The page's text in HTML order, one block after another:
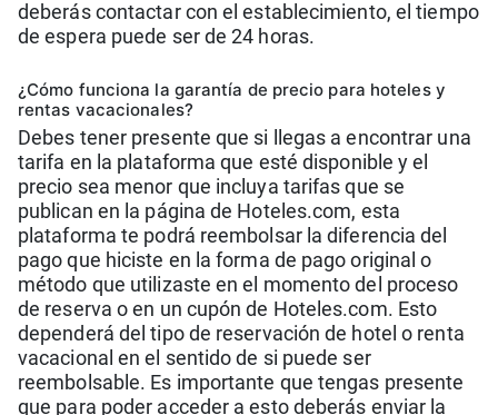
deberás contactar con el establecimiento, el tiempo
de espera puede ser de 24 horas.
¿Cómo funciona la garantía de precio para hoteles y
rentas vacacionales?
Debes tener presente que si llegas a encontrar una
tarifa en la plataforma que esté disponible y el
precio sea menor que incluya tarifas que se
publican en la página de Hoteles.com, esta
plataforma te podrá reembolsar la diferencia del
pago que hiciste en la forma de pago original o
método que utilizaste en el momento del proceso
de reserva o en un cupón de Hoteles.com. Esto
dependerá del tipo de reservación de hotel o renta
vacacional en el sentido de si puede ser
reembolsable. Es importante que tengas presente
que para poder acceder a esto deberás enviar la